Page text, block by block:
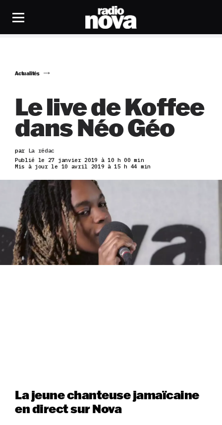
Actualités
Le live de Koffee
dans Néo Géo
par La rédac
Publié le 27 janvier 2019 à 10 h 00 min
Mis à jour le 10 avril 2019 à 15 h 44 min
La jeune chanteuse jamaïcaine
en direct sur Nova